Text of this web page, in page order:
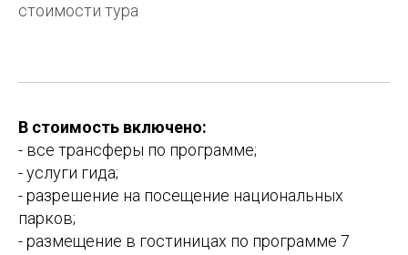
стоимости тура
В стоимость включено:
- все трансферы по программе;
- услуги гида;
- разрешение на посещение национальных
парков;
- размещение в гостиницах по программе 7